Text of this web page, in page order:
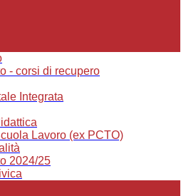
- corsi di recupero
Integrata
Lavoro (ex PCTO)
2024/25